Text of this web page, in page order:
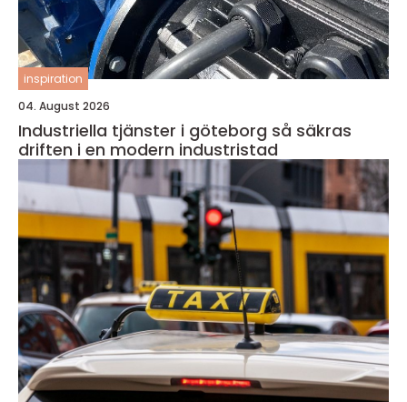
inspiration
04. August 2026
Industriella tjänster i göteborg så säkras
driften i en modern industristad